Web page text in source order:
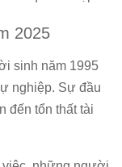
2025
sinh năm 1995
nghiệp. Sự đầu
đến tổn thất tài